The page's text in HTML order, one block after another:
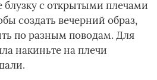
блузку с открытыми плечами
создать вечерний образ,
по разным поводам. Для
накиньте на плечи